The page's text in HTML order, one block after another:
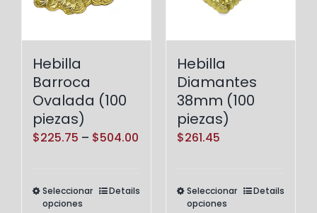
Hebilla
Barroca
Ovalada (100
piezas)
$225.75 – $504.00
through
Seleccionar
opciones
EsteDetails
Hebilla
Diamantes
38mm (100
piezas)
$261.45
Seleccionar
opciones
EsteDetails